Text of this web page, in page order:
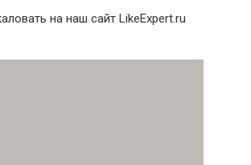
на наш сайт LikeExpert.ru